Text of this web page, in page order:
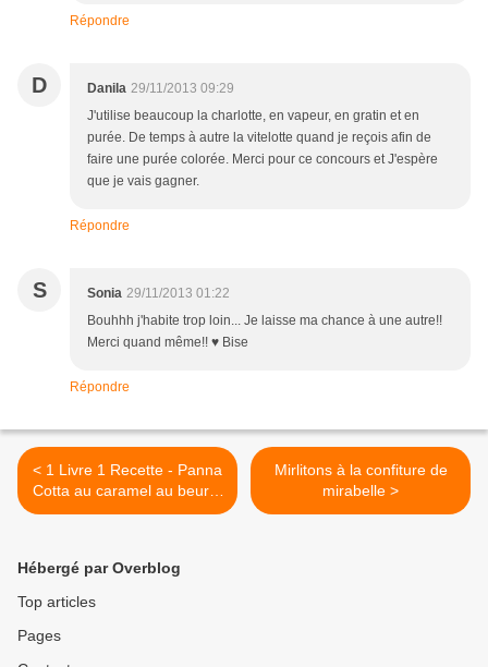
Répondre
D Danila 29/11/2013 09:29
J'utilise beaucoup la charlotte, en vapeur, en gratin et en
purée. De temps à autre la vitelotte quand je reçois afin de
faire une purée colorée. Merci pour ce concours et J'espère
que je vais gagner.
Répondre
S Sonia 29/11/2013 01:22
Bouhhh j'habite trop loin... Je laisse ma chance à une autre!!
Merci quand même!! ♥ Bise
Répondre
< 1 Livre 1 Recette - Panna
Cotta au caramel au beurre
salé
Mirlitons à la confiture de
mirabelle >
Hébergé par Overblog
Top articles
Pages